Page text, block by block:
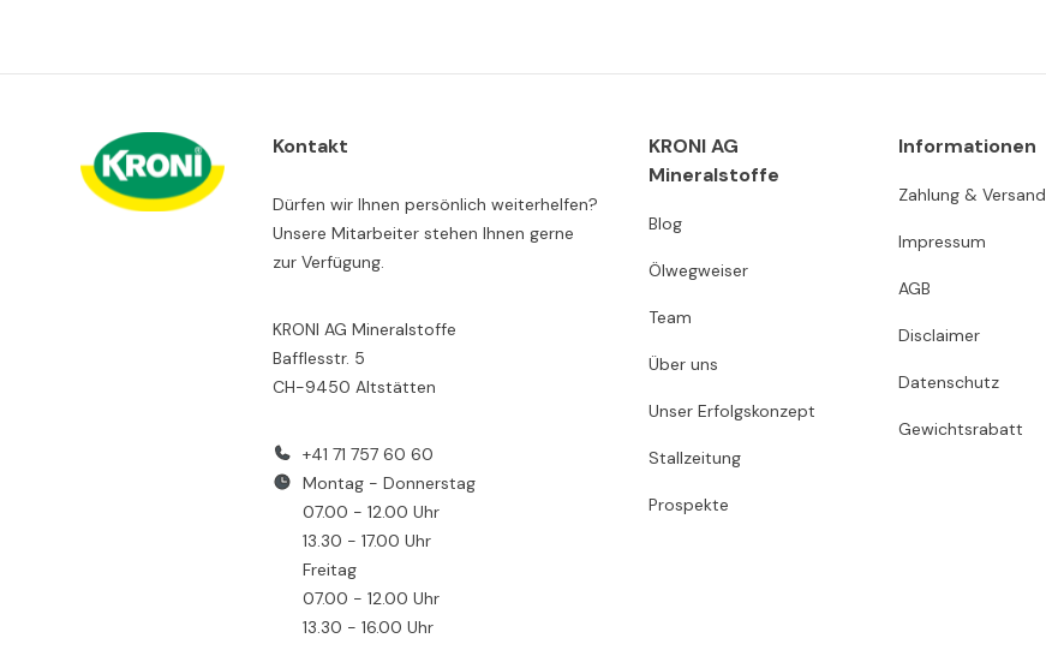
Kontakt
Dürfen wir Ihnen persönlich weiterhelfen?
Unsere Mitarbeiter stehen Ihnen gerne
zur Verfügung.
KRONI AG Mineralstoffe
Bafflesstr. 5
CH-9450 Altstätten
+41 71 757 60 60
Montag - Donnerstag
07.00 - 12.00 Uhr
13.30 - 17.00 Uhr
Freitag
07.00 - 12.00 Uhr
13.30 - 16.00 Uhr
KRONI AG
Mineralstoffe
Blog
Ölwegweiser
Team
Über uns
Unser Erfolgskonzept
Stallzeitung
Prospekte
Informationen
Zahlung & Versand
Impressum
AGB
Disclaimer
Datenschutz
Gewichtsrabatt